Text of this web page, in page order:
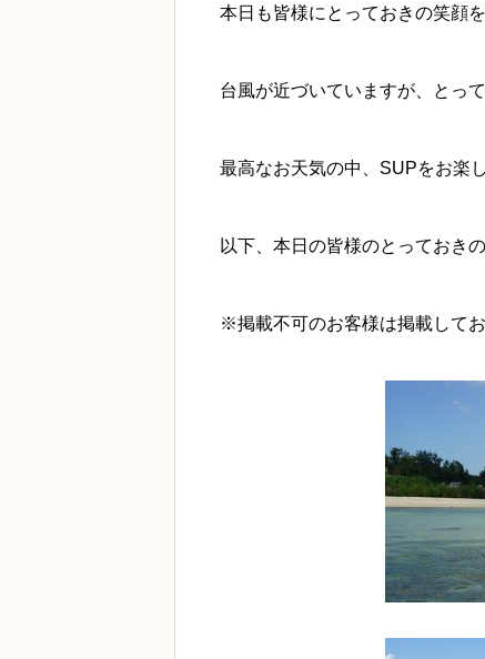
本日も皆様にとっておきの笑顔を
台風が近づいていますが、とっ
最高なお天気の中、SUPをお楽
以下、本日の皆様のとっておき
※掲載不可のお客様は掲載してお